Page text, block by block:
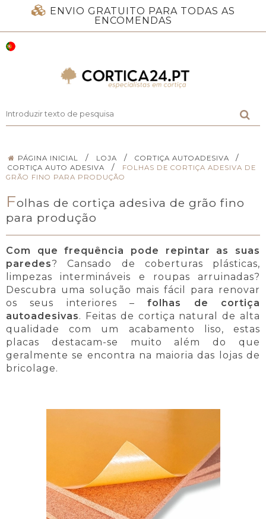
ENVIO GRATUITO PARA TODAS AS
ENCOMENDAS
PÁGINA INICIAL / LOJA / CORTIÇA AUTOADESIVA /
CORTIÇA AUTO ADESIVA /
FOLHAS DE CORTIÇA ADESIVA DE
GRÃO FINO PARA PRODUÇÃO
Folhas de cortiça adesiva de grão fino
para produção
Com que frequência pode repintar as suas
paredes? Cansado de coberturas plásticas,
limpezas intermináveis e roupas arruinadas?
Descubra uma solução mais fácil para renovar
os seus interiores –folhas de cortiça
autoadesivas. Feitas de cortiça natural de alta
qualidade com um acabamento liso, estas
placas destacam-se muito além do que
geralmente se encontra na maioria das lojas de
bricolage.